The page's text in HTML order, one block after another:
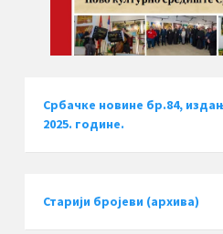
Србачке новине бр.84,
2025. године.
Старији бројеви (архива)